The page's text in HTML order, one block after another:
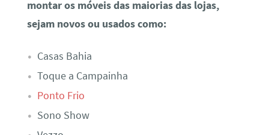
montar os móveis das maiorias das lojas,
sejam novos ou usados como:
Casas Bahia
Toque a Campainha
Ponto Frio
Sono Show